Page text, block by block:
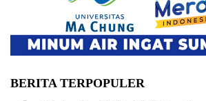
BERITA TERPOPULER